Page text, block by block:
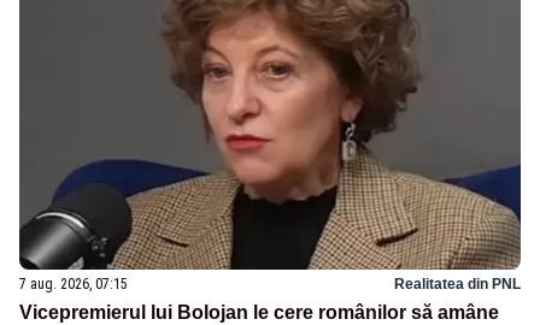
7 aug. 2026, 07:15 Realitatea din PNL
Vicepremierul lui Bolojan le cere românilor să amâne